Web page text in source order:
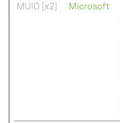
MUID [x2] Microsoft